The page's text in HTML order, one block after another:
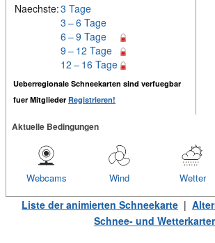
Naechste:3 Tage
3 – 6 Tage
6 – 9 Tage
9 – 12 Tage
12 – 16 Tage
Ueberregionale Schneekarten sind verfuegbar
fuer Mitglieder Registrieren!
Aktuelle Bedingungen
Wetter
Wind
Webcams
Liste der animierten Schneekarte |
Schnee- und